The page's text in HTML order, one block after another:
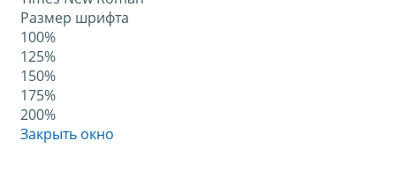
Размер шрифта
100%
125%
150%
175%
200%
Закрыть окно